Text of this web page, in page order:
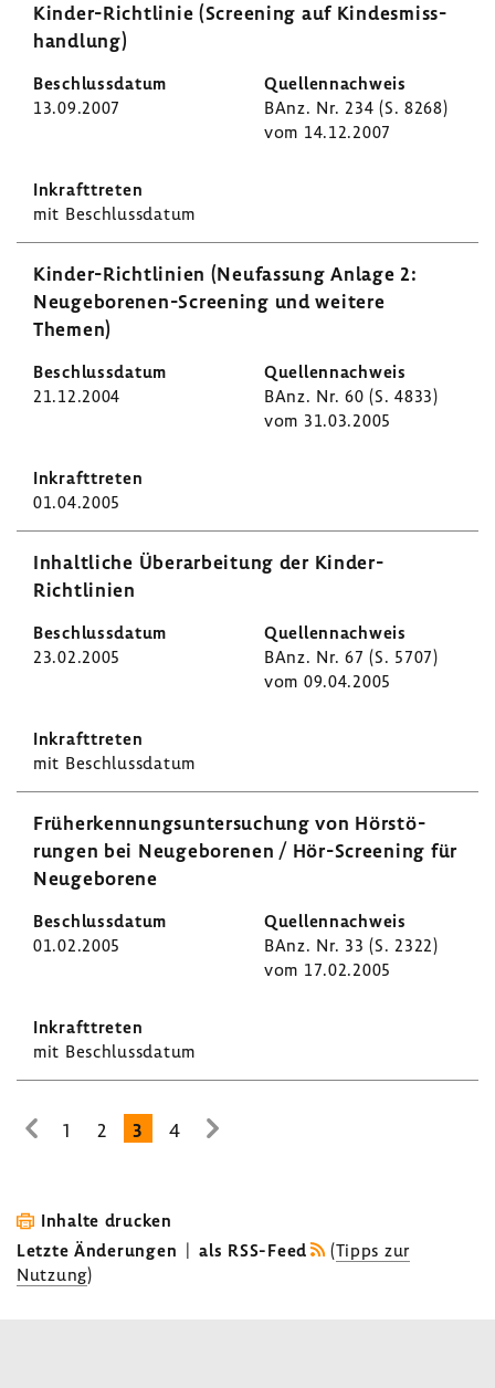
Kinder-​Richtlinie (Scree­ning auf Kindes­miss­
hand­lung)
13.09.2007
BAnz. Nr. 234 (S. 8268)
vom 14.12.2007
mit Beschluss­datum
Kinder-​Richtlinien (Neufas­sung Anlage 2:
Neugeborenen-​Screening und weitere
Themen)
21.12.2004
BAnz. Nr. 60 (S. 4833)
vom 31.03.2005
01.04.2005
Inhalt­liche Über­ar­bei­tung der Kinder-​
Richtlinien
23.02.2005
BAnz. Nr. 67 (S. 5707)
vom 09.04.2005
mit Beschluss­datum
Früh­erken­nungs­un­ter­su­chung von Hörstö­
rungen bei Neuge­bo­renen / Hör-​Screening für
Neuge­bo­rene
01.02.2005
BAnz. Nr. 33 (S. 2322)
vom 17.02.2005
mit Beschluss­datum
zur
Seite
1 2 3 4
zur
Inhalte drucken
Letzte Änderungen | als RSS-Feed (Tipps zur
Nutzung)